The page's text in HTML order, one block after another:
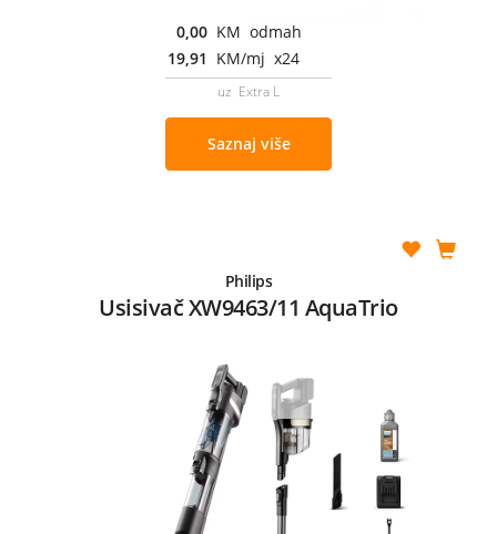
0,00 KM odmah
19,91 KM/mj x24
uz Extra L
Saznaj više
Philips
Usisivač XW9463/11 AquaTrio